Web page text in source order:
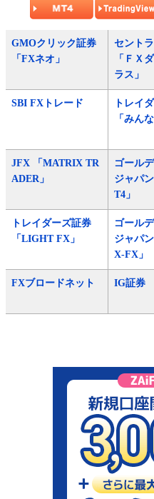
GMOクリック証券
「FXネオ」
セント
「ＦＸ
ラス」
SBI FXトレード
トレイ
「みん
JFX 「MATRIX TR
ADER」
ゴール
ジャパ
T4」
トレイダーズ証券
「LIGHT FX」
ゴール
ジャパ
X-FX」
FXブロードネット IG証券